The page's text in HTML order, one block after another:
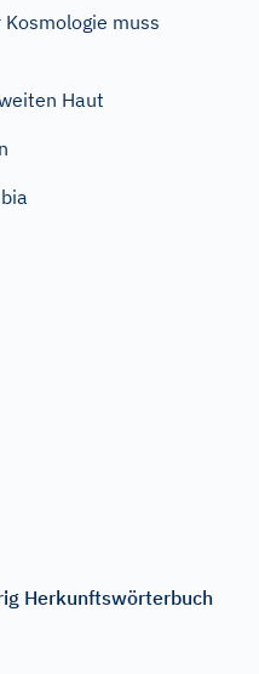
muss
Haut
Herkunftswörterbuch